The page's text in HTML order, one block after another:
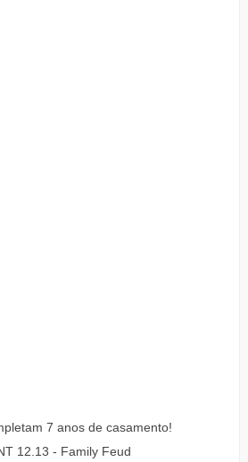
7 anos de casamento!
12.13 - Family Feud